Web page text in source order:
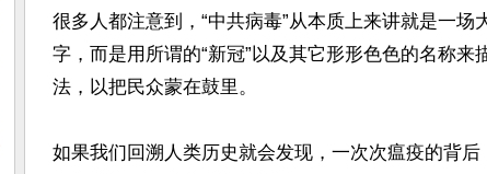
很多人都注意到，“中共病毒”从本质上来讲就是一
字，而是用所谓的“新冠”以及其它形形色色的名称来
法，以把民众蒙在鼓里。
如果我们回溯人类历史就会发现，一次次瘟疫的背